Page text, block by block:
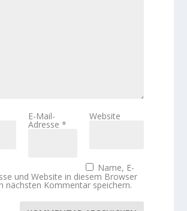
E-Mail-
Adresse*
Website
Name, E-
und Website in diesem Browser
nächsten Kommentar speichern.